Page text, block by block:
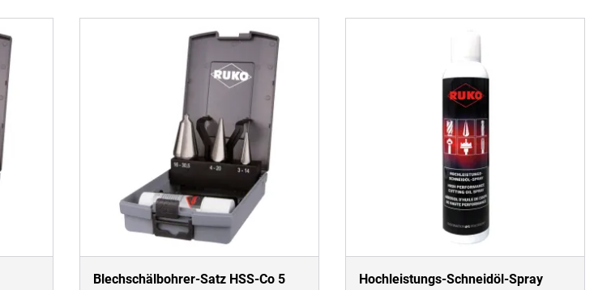
Blechschälbohrer-Satz HSS-Co 5
Hochleistungs-Schneidöl-Spray